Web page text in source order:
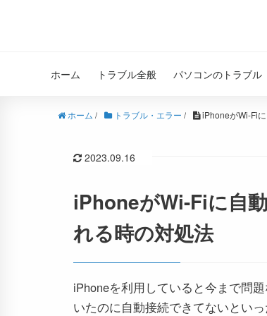
ホーム トラブル全般 パソコンのトラブル
ホーム / トラブル・エラー / iPhoneがWi-Fiに
2023.09.16
iPhoneがWi-Fiに自
れる時の対処法
iPhoneを利用していると今まで問
いたのに自動接続できてないとい